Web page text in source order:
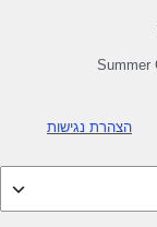
הצהרת נגישות